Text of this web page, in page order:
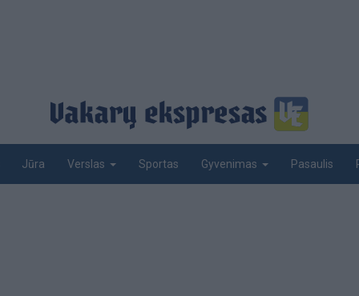
Jūra Verslas Sportas Gyvenimas Pasaulis